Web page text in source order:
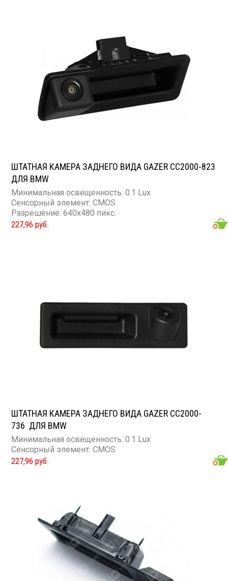
ШТАТНАЯ КАМЕРА ЗАДНЕГО ВИДА GAZER CC2000-823
ДЛЯ BMW
Минимальная освещенность: 0.1 Lux
Сенсорный элемент: CMOS
Разрешение: 640x480 пикс.
227,96 руб.
ШТАТНАЯ КАМЕРА ЗАДНЕГО ВИДА GAZER CC2000-
736 ДЛЯ BMW
Минимальная освещенность: 0.1 Lux
Сенсорный элемент: CMOS
227,96 руб.